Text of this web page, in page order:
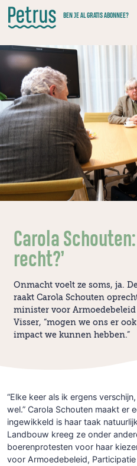
Doorgaan
naar
hoofdinhoud
BEN JE AL GRATIS ABONNEE?
Carola
recht?’
Onmacht voelt ze soms, ja.
raakt Carola Schouten
minister voor Armoedebeleid
Visser, “mogen we ons er
impact we kunnen hebben.”
“Elke keer als ik ergens
wel.” Carola Schouten maakt er
ingewikkeld is haar taak
Landbouw kreeg ze onder
boerenprotesten voor haar
voor Armoedebeleid,